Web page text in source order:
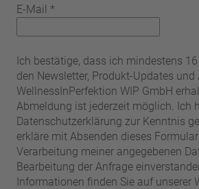
E-Mail *
Ich bestätige, dass ich mindestens
den Newsletter, Produkt-Updates und
WellnessInPerfektion WIP GmbH
Abmeldung ist jederzeit möglich. Ich
Datenschutzerklärung zur Kenntnis
erkläre mit Absenden dieses
Verarbeitung meiner angegebenen
Bearbeitung der Anfrage
Informationen finden Sie auf unserer